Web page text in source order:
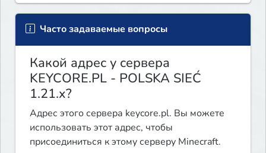
Часто задаваемые вопросы
Какой адрес у сервера
KEYCORE.PL - POLSKA SIEĆ
1.21.x?
Адрес этого сервера keycore.pl. Вы можете
использовать этот адрес, чтобы
присоединиться к этому серверу Minecraft.